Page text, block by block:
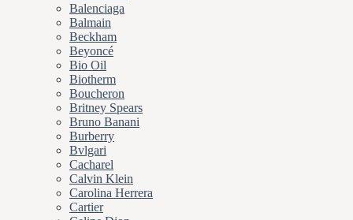
Balenciaga
Balmain
Beckham
Beyoncé
Bio Oil
Biotherm
Boucheron
Britney Spears
Bruno Banani
Burberry
Bvlgari
Cacharel
Calvin Klein
Carolina Herrera
Cartier